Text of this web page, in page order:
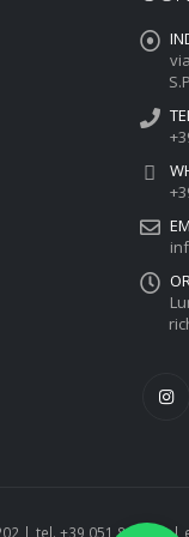
| tel. +39 051 811732